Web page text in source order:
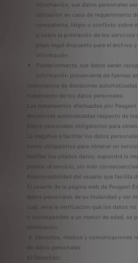
información, sus datos personales
utilización en caso de requerimiento
competente, litigio o conflicto sobre
o sobre la prestación de los servicios
plazo legal dispuesto para el archivo
información.
Posteriormente, sus datos serán
información proveniente de fuentes
Inexistencia de decisiones
tratamiento de los datos personales.
Los tratamientos efectuados por
decisiones automatizadas respecto de
Datos personales obligatorios para
La negativa a facilitar los datos
como obligatorios para obtener un
facilitar los citados datos, supondrá la
prestar el servicio, sin más
Responsabilidad del usuario que facilita
El usuario de la página web de Peugeot
datos personales de su titularidad y ser
cual, ante la verificación que los datos
o corresponden a un menor de edad, se
eliminación.
3. Derechos, medios y comunicaciones
de datos personales
A) Derechos: